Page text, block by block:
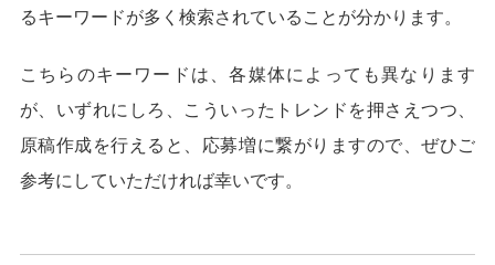
るキーワードが多く検索されていることが分かります。
こちらのキーワードは、各媒体によっても異なります
が、いずれにしろ、こういったトレンドを押さえつつ、
原稿作成を行えると、応募増に繋がりますので、ぜひご
参考にしていただければ幸いです。